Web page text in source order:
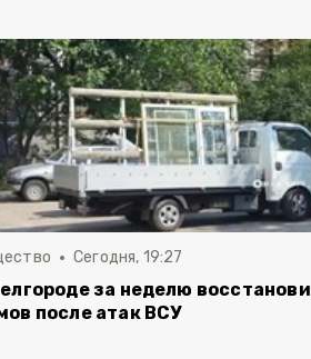
Сегодня, 19:27
за неделю
после атак ВСУ